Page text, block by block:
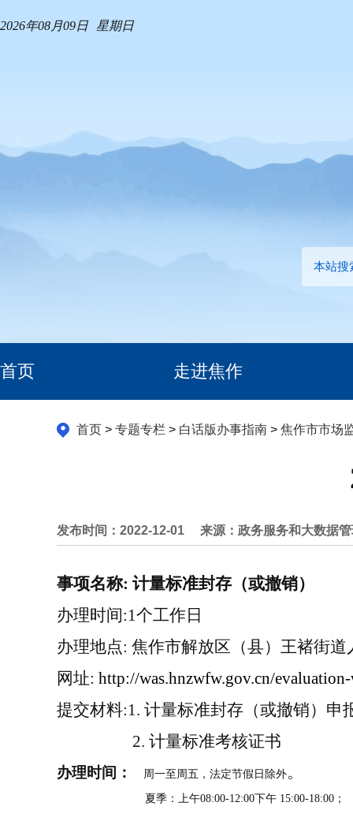
2026年08月09日 星期日
本站搜
首页 走进焦作
首页 > 专题专栏 > 白话版办事指南 > 焦作市市场
发布时间：2022-12-01 来源：政务服务和大数据
事项名称: 计量标准封存（或撤销）
办理时间:1个工作日
办理地点: 焦作市解放区（县）王褚街道
网址: http://was.hnzwfw.gov.cn/
提交材料:1. 计量标准封存（或撤销）申
2. 计量标准考核证书
办理时间： 周一至周五，法定节假日除外。
夏季：上午08:00-12:00下午 15:00-18:00 ；